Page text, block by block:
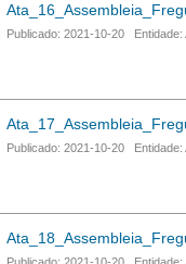
Publicado: 2021-10-20 Entidade:
Publicado: 2021-10-20 Entidade: